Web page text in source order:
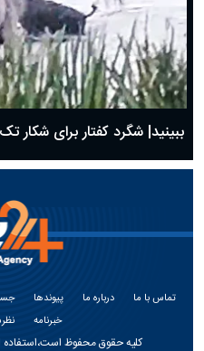
ببینید| شگرد کفتار برای شکار
تماس با ما درباره ما پیوندها
خبرنامه
کلیه حقوق محفوظ است،استفاده